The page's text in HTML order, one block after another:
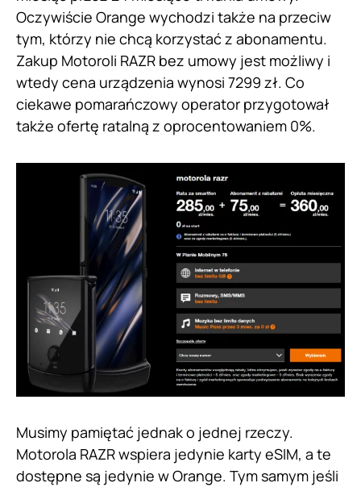
Oczywiście Orange wychodzi także na przeciw
tym, którzy nie chcą korzystać z abonamentu.
Zakup Motoroli RAZR bez umowy jest możliwy i
wtedy cena urządzenia wynosi 7299 zł. Co
ciekawe pomarańczowy operator przygotował
także ofertę ratalną z oprocentowaniem 0%.
Musimy pamiętać jednak o jednej rzeczy.
Motorola RAZR wspiera jedynie karty eSIM, a te
dostępne są jedynie w Orange. Tym samym jeśli